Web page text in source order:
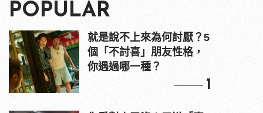
POPULAR
就是說不上來為何討厭？5
個「不討喜」朋友性格，
你遇過哪一種？
1